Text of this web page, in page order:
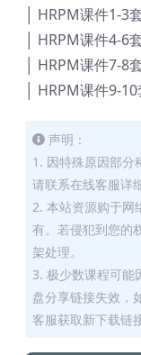
│ HRPM课件1-3
│ HRPM课件4-6
│ HRPM课件7-8
│ HRPM课件9-
声明：
1. 因特殊原因部分
请联系在线客服详
2. 本站资源购于网
有。若侵犯到您的
架处理。
3. 极少数课程可能
盘分享链接失效，
客服获取新下载链接